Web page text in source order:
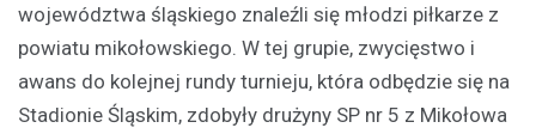
województwa śląskiego znaleźli się młodzi piłkarze z
powiatu mikołowskiego. W tej grupie, zwycięstwo i
awans do kolejnej rundy turnieju, która odbędzie się na
Stadionie Śląskim, zdobyły drużyny SP nr 5 z Mikołowa